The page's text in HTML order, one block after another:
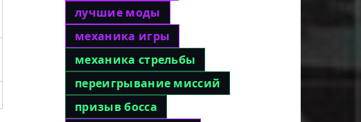
лучшие моды
механика игры
механика стрельбы
переигрывание миссий
призыв босса